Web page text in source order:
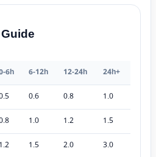
6h 6-12h 12-24h
24h+
0.6 0.8
1.0
1.0 1.2
1.5
1.2 1.5 2.0 3.0